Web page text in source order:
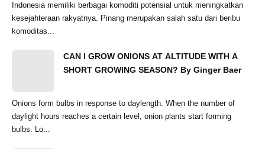
Indonesia memiliki berbagai komoditi potensial untuk meningkatkan
kesejahteraan rakyatnya. Pinang merupakan salah satu dari beribu
komoditas...
CAN I GROW ONIONS AT ALTITUDE WITH A
SHORT GROWING SEASON? By Ginger Baer
Onions form bulbs in response to daylength. When the number of
daylight hours reaches a certain level, onion plants start forming
bulbs. Lo...